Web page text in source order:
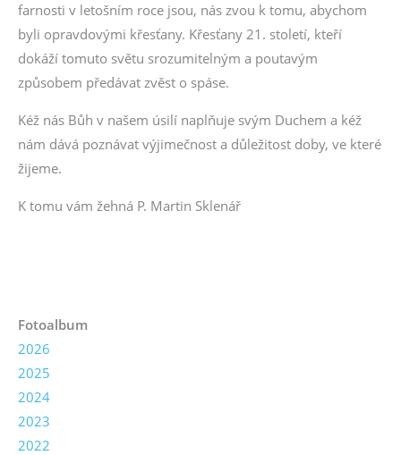
farnosti v letošním roce jsou, nás zvou k tomu, abychom
byli opravdovými křesťany. Křesťany 21. století, kteří
dokáží tomuto světu srozumitelným a poutavým
způsobem předávat zvěst o spáse.
Kéž nás Bůh v našem úsilí naplňuje svým Duchem a kéž
nám dává poznávat výjimečnost a důležitost doby, ve které
žijeme.
K tomu vám žehná P. Martin Sklenář
Fotoalbum
2026
2025
2024
2023
2022